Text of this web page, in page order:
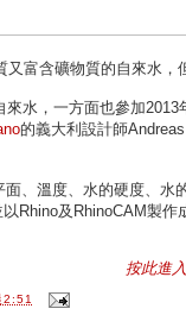
富含礦物質的自來水，
水，一方面也參加2013
的義大利設計師
、溫度、水的硬度、水
Rhino及RhinoCAM製作
按此進
2:51